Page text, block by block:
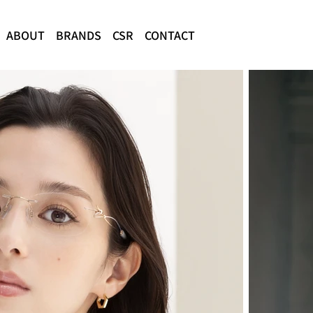
ABOUT BRANDS CSR CONTACT